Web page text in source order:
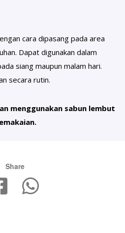
cara dipasang pada area
Dapat digunakan dalam
siang maupun malam hari.
secara rutin.
menggunakan sabun lembut
Share